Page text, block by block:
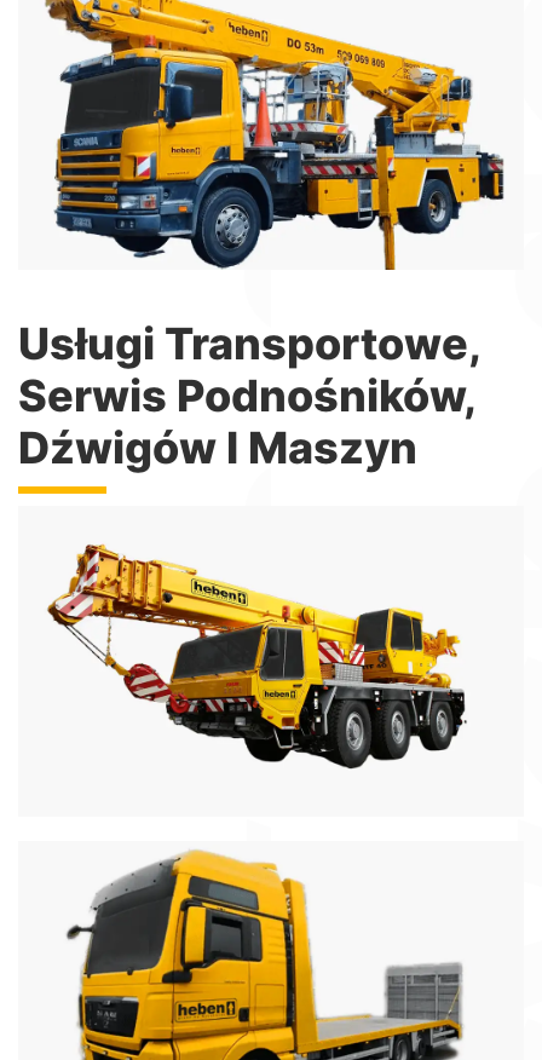
Podnośniki Koszowe
Podnośniki koszowe na pojazdach sięgające do
70metrów
Więcej informacji
Usługi Transportowe,
Serwis Podnośników,
Dźwigów I Maszyn
Dźwigi
Żurawie samojezdne unoszące do 50 ton
Więcej informacji
Transport
najazd o długości 8,8m, nośność do 12ton
Więcej informacji